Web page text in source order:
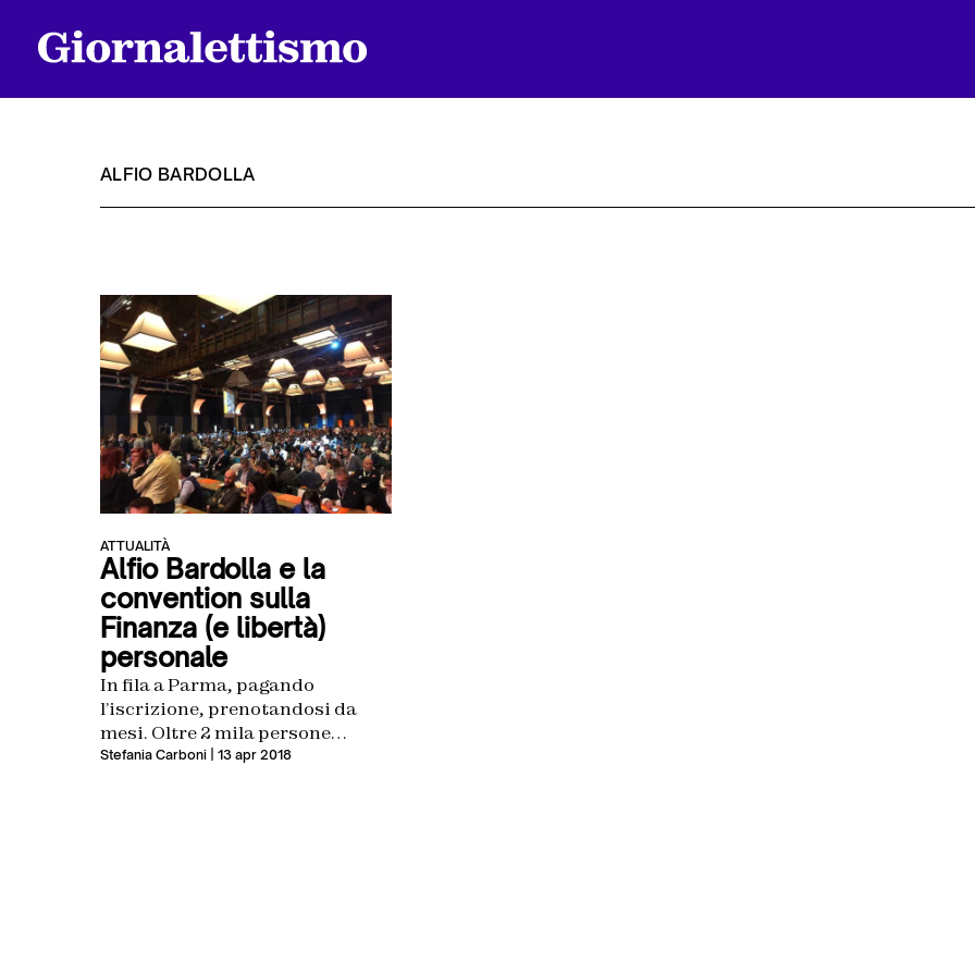
Chi siamo
Contatti
ALFIO BARDOLLA
ATTUALITÀ
Alfio Bardolla e la
convention sulla
Finanza (e libertà)
personale
In fila a Parma, pagando
l’iscrizione, prenotandosi da
mesi. Oltre 2 mila persone
stanno partecipando (dal 13 al 15
Stefania Carboni | 13 apr 2018